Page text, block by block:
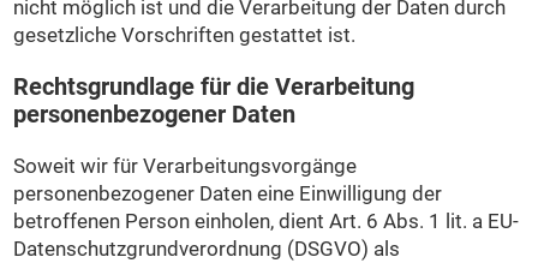
nicht möglich ist und die Verarbeitung der Daten durch
gesetzliche Vorschriften gestattet ist.
Rechtsgrundlage für die Verarbeitung
personenbezogener Daten
Soweit wir für Verarbeitungsvorgänge
personenbezogener Daten eine Einwilligung der
betroffenen Person einholen, dient Art. 6 Abs. 1 lit. a EU-
Datenschutzgrundverordnung (DSGVO) als